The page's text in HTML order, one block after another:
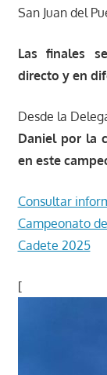
San Juan del
Las finales
directo y en
Desde la
Daniel por la
en este
Consultar
Campeonato
Cadete 2025
[